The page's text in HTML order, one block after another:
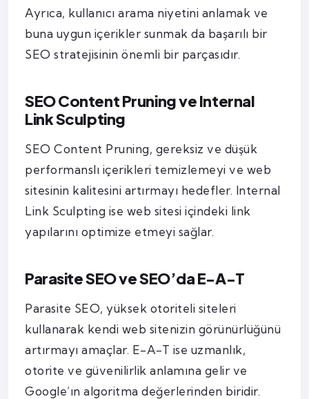
Ayrıca, kullanıcı arama niyetini anlamak ve
buna uygun içerikler sunmak da başarılı bir
SEO stratejisinin önemli bir parçasıdır.
SEO Content Pruning ve Internal
Link Sculpting
SEO Content Pruning, gereksiz ve düşük
performanslı içerikleri temizlemeyi ve web
sitesinin kalitesini artırmayı hedefler. Internal
Link Sculpting ise web sitesi içindeki link
yapılarını optimize etmeyi sağlar.
Parasite SEO ve SEO’da E-A-T
Parasite SEO, yüksek otoriteli siteleri
kullanarak kendi web sitenizin görünürlüğünü
artırmayı amaçlar. E-A-T ise uzmanlık,
otorite ve güvenilirlik anlamına gelir ve
Google’ın algoritma değerlerinden biridir.